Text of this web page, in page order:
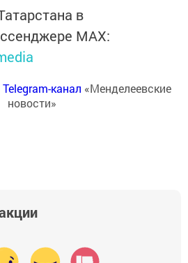
в
MАХ:
Telegram-канал «Менделеевские
новости»